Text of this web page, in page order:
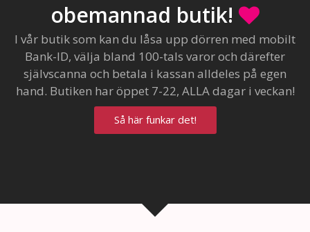
obemannad butik!
I vår butik som kan du låsa upp dörren med mobilt
Bank-ID, välja bland 100-tals varor och därefter
självscanna och betala i kassan alldeles på egen
hand. Butiken har öppet 7-22, ALLA dagar i veckan!
Så här funkar det!